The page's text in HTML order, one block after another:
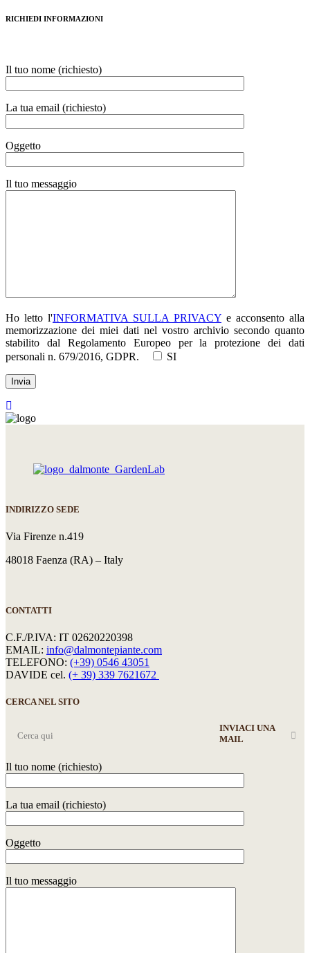
RICHIEDI INFORMAZIONI
Il tuo nome (richiesto)
La tua email (richiesto)
Oggetto
Il tuo messaggio
Ho letto l'INFORMATIVA SULLA PRIVACY e acconsento alla
memorizzazione dei miei dati nel vostro archivio secondo quanto
stabilito dal Regolamento Europeo per la protezione dei dati
personali n. 679/2016, GDPR.
SI
INDIRIZZO SEDE
Via Firenze n.419
48018 Faenza (RA) – Italy
CONTATTI
C.F./P.IVA: IT 02620220398
EMAIL: info@dalmontepiante.com
TELEFONO: (+39) 0546 43051
DAVIDE cel. (+ 39) 339 7621672
CERCA NEL SITO
INVIACI UNA
MAIL
Il tuo nome (richiesto)
La tua email (richiesto)
Oggetto
Il tuo messaggio